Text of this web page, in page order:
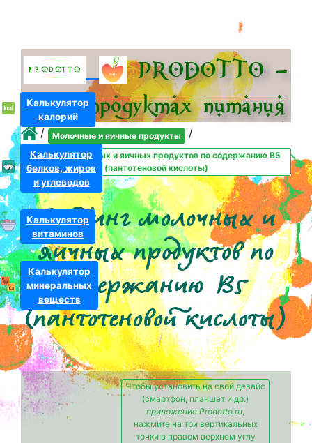
PRODOTTO –
всё о про­дуктах питания
/ Молочные и яичные продукты /
Рейтинг молочных и яичных продуктов по содержанию B5
(пантотеновой кислоты)
Калькулятор
калорий
Калькулятор
белков, жиров
и углеводов
Калькулятор
витаминов
Калькулятор
минеральных
веществ
Рейтинг молочных и
яичных продуктов по
содержанию B5
(пантотеновой кислоты)
Чтобы установить на свой девайс
(смартфон, планшет и др.)
приложение Prodotto.ru,
нажмите на три вертикальных
точки в правом верхнем углу